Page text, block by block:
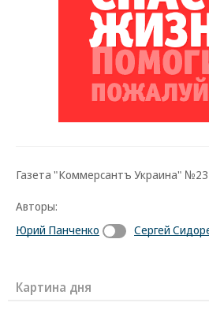
Газета "Коммерсантъ Украина" №23
Авторы:
Юрий Панченко
Сергей
Картина дня